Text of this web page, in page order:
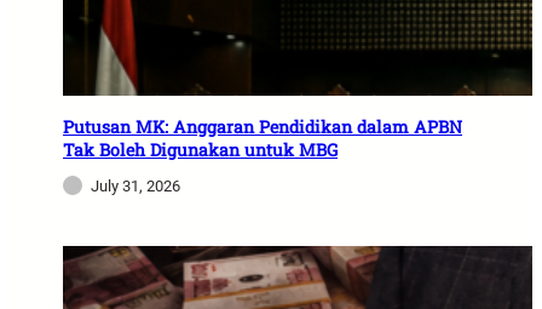
Putusan MK: Anggaran Pendidikan dalam APBN
Tak Boleh Digunakan untuk MBG
July 31, 2026